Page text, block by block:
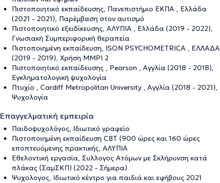
Πιστοποιητικό εκπαίδευσης, Πανεπιστήμιο ΕΚΠΑ , Ελλάδα
(2021 - 2021), Παρέμβαση στον αυτισμό
Πιστοποιητικό εξειδίκευσης, ΑΛΥΠΙΑ , Ελλάδα (2019 - 2022),
Γνωσιακή Συμπεριφορική θεραπεία
Πιστοποιημένη εκπαίδευση, ISON PSYCHOMETRICA , ΕΛΛΑΔΑ
(2019 - 2019), Χρήση MMPI 2
Πιστοποιητικό εκπαίδευσης , Pearson , Αγγλία (2018 - 2018),
Εγκληματολογική ψυχολογία
Πτυχίο , Cardiff Metropolitan University , Αγγλία (2018 - 2021),
Ψυχολογία
Επαγγελματική εμπειρία
Παιδοψυχολόγος, Ιδιωτικό γραφείο
Πιστοποιημένη εκπαίδευση CBT (900 ώρες και 160 ώρες
εποπτευόμενης πρακτικής, ΑΛΥΠΙΑ
Εθελοντική εργασία, Συλλογος Ατόμων με Σκλήρυνση κατά
πλάκας (ΣαμΣΚΠ) (2022 - Σήμερα)
Ψυχολογος, Ιδιωτικό κέντρο για παιδιά και εφήβους 2021